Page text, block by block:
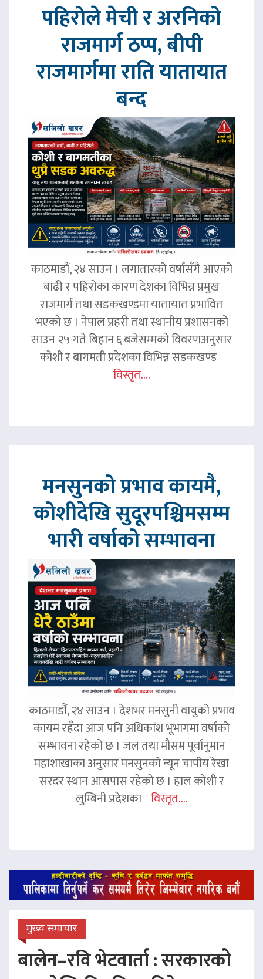
पहिरोले मेची र अरनिको
राजमार्ग ठप्प, बीपी
राजमार्गमा राति यातायात
बन्द
काठमाडौं, २४ साउन । लगातारको वर्षासँगै आएको
बाढी र पहिरोका कारण देशका विभिन्न प्रमुख
राजमार्ग तथा सडकखण्डमा यातायात प्रभावित
भएको छ । नेपाल प्रहरी तथा स्थानीय प्रशासनको
साउन २५ गते बिहान ६ बजेसम्मको विवरणअनुसार
कोशी र बागमती प्रदेशका विभिन्न सडकखण्ड
विस्तृत....
मनसुनको प्रभाव कायमै,
कोशीदेखि सुदूरपश्चिमसम्म
भारी वर्षाको सम्भावना
काठमाडौं, २४ साउन । देशभर मनसुनी वायुको प्रभाव
कायम रहँदा आज पनि अधिकांश भूभागमा वर्षाको
सम्भावना रहेको छ । जल तथा मौसम पूर्वानुमान
महाशाखाका अनुसार मनसुनको न्यून चापीय रेखा
सरदर स्थान आसपास रहेको छ । हाल कोशी र
लुम्बिनी प्रदेशका विस्तृत....
मुख्य समाचार
बालेन–रवि भेटवार्ता : सरकारको